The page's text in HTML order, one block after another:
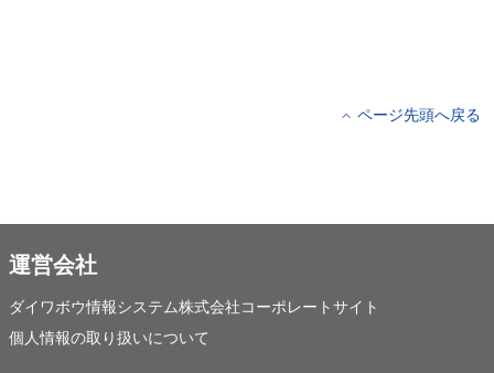
ページ先頭へ戻る
運営会社
ダイワボウ情報システム株式会社コーポレートサイト
個人情報の取り扱いについて